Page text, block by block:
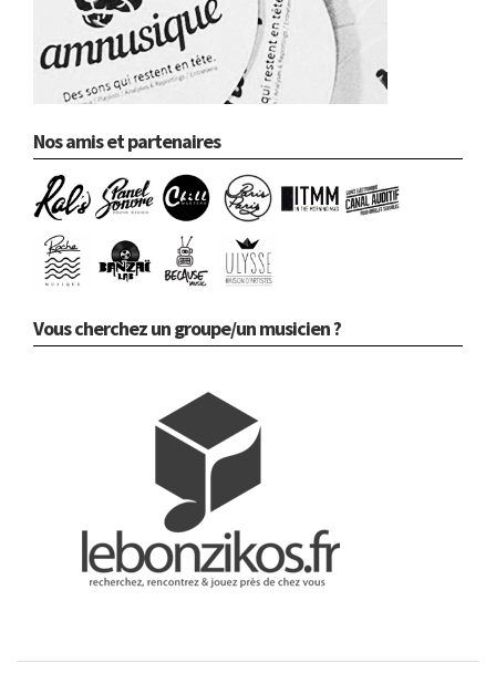
Nos amis et partenaires
Vous cherchez un groupe/un musicien ?